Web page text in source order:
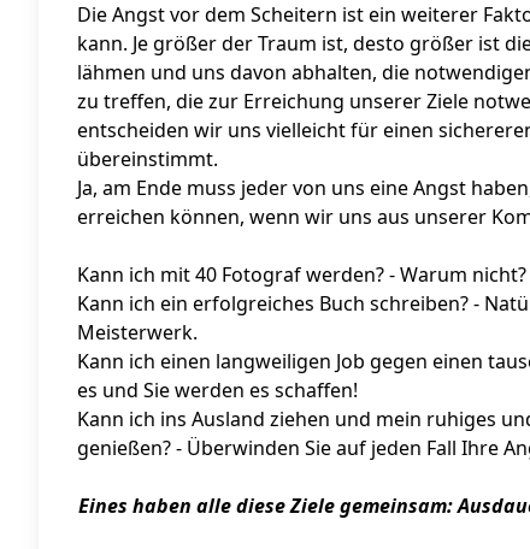
Die Angst vor dem Scheitern ist ein weiterer
kann. Je größer der Traum ist, desto größer ist
lähmen und uns davon abhalten, die
zu treffen, die zur Erreichung unserer Ziele
entscheiden wir uns vielleicht für einen
übereinstimmt.
Ja, am Ende muss jeder von uns eine Angst
erreichen können, wenn wir uns aus unserer
Kann ich mit 40 Fotograf werden? - Warum
Kann ich ein erfolgreiches Buch schreiben? -
Meisterwerk.
Kann ich einen langweiligen Job gegen einen
es und Sie werden es schaffen!
Kann ich ins Ausland ziehen und mein ruhiges
genießen? - Überwinden Sie auf jeden Fall Ihre
Eines haben alle diese Ziele gemeinsam: